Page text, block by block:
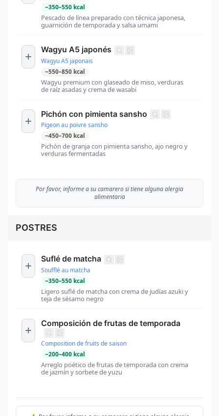
~350–550 kcal
Pescado de línea preparado con técnica japonesa,
guarnición de temporada y salsa umami
Wagyu A5 japonés
Wagyu A5 japonais
~550–850 kcal
Wagyu premium con glaseado de miso, verduras
de raíz asadas y crema de wasabi
Pichón con pimienta sansho
Pigeon au poivre sansho
~450–700 kcal
Pichón de granja con pimienta sansho, ajo negro y
verduras fermentadas
Por favor, informe a su camarero si tiene alguna alergia
alimentaria
POSTRES
Suflé de matcha
Soufflé au matcha
~350–550 kcal
Ligero suflé de matcha con crema de judías azuki y
teja de sésamo negro
Composición de frutas de temporada
Composition de fruits de saison
~200–400 kcal
Arreglo poético de frutas de temporada con crema
de jazmín y sorbete de yuzu